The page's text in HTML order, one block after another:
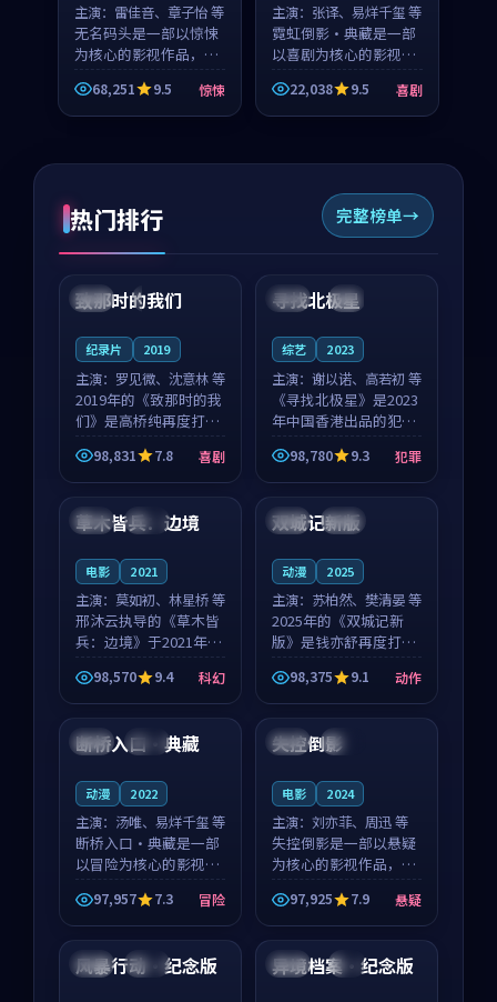
主演： 雷佳音、章子怡 等
无名码头是一部以惊悚
为核心的影视作品，围
绕危机、反转与人物成
长展开，整体节奏紧
凑，值得推荐观看。
68,251 9.5 惊悚
主演： 张译、易烊千玺 等
霓虹倒影·典藏是一部
以喜剧为核心的影视作
品，围绕危机、反转与
人物成长展开，整体节
奏紧凑，值得推荐观
22,038 9.5 喜剧
热门排行 完整榜单
中国 4K
99:22
致那时的我们
纪录片 2019
主演： 罗见微、沈意林 等
2019年的《致那时的我
们》是高桥纯再度打磨
的喜剧佳作。中国大陆
的取景与都市寓言的氛
围相互成就，罗见微与
沈意林的对手戏自然克
制，让整部影片在悬
98,831 7.8 喜剧
中国 4K
99:18
寻找北极星
综艺 2023
主演： 谢以诺、高若初 等
《寻找北极星》是2023
年中国香港出品的犯罪
新作，主创团队希望用
公路冒险的故事让观众
停下来想一想。谢以诺
领衔，高若初担任重要
角色，戚南柯的叙事
98,780 9.3 犯罪
泰国 独播
草木皆兵：边境
电影 2021
主演： 莫如初、林星桥 等
邢沐云执导的《草木皆
兵：边境》于2021年面
世，泰国的城市气质与
校园青春的人物心境共
同构筑了影片基调。莫
如初、林星桥用细腻的
表演撑起整部科幻电
98,570 9.4 科幻
中国 独播
双城记新版
动漫 2025
主演： 苏柏然、樊清晏 等
2025年的《双城记新
版》是钱亦舒再度打磨
的动作佳作。中国大陆
的取景与沙漠探险的氛
围相互成就，苏柏然与
樊清晏的对手戏自然克
制，让整部影片在悬念
98,375 9.1 动作
美国 高分
断桥入口·典藏
动漫 2022
主演： 汤唯、易烊千玺 等
断桥入口·典藏是一部
以冒险为核心的影视作
品，围绕危机、反转与
人物成长展开，整体节
奏紧凑，值得推荐观
看。
97,957 7.3 冒险
泰国 独播
失控倒影
电影 2024
主演： 刘亦菲、周迅 等
失控倒影是一部以悬疑
为核心的影视作品，围
绕危机、反转与人物成
长展开，整体节奏紧
凑，值得推荐观看。
97,925 7.9 悬疑
中国 独播
风暴行动·纪念版 日本 4K
异境档案·纪念版